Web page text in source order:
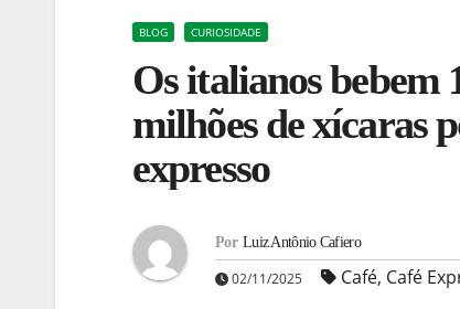
BLOG CURIOSIDADE
Os italianos bebem
milhões de xícaras
expresso
Por Luiz Antônio Cafiero
02/11/2025 Café, Café